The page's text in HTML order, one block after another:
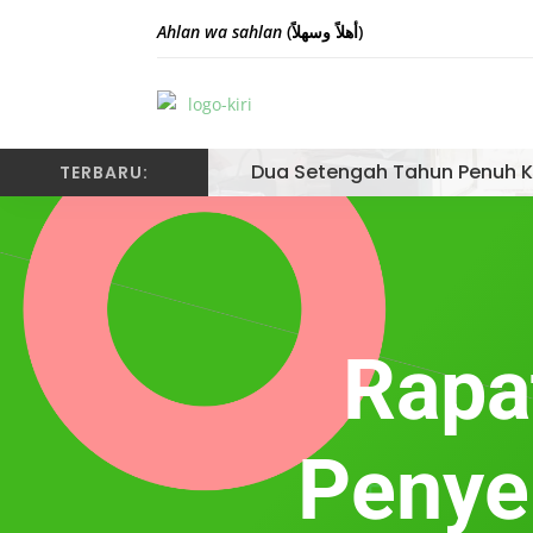
Ahlan wa sahlan (أهلاً وسهلاً)
TERBARU: Dua Setengah Tahun Penuh